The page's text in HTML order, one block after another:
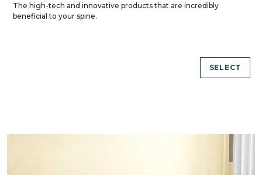
The high-tech and innovative products that are incredibly
beneficial to your spine.
SELECT